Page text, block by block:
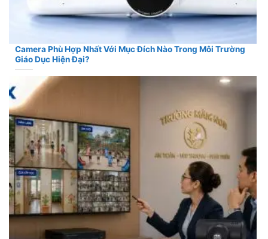
Camera Phù Hợp Nhất Với Mục Đích Nào Trong Môi Trường
Giáo Dục Hiện Đại?